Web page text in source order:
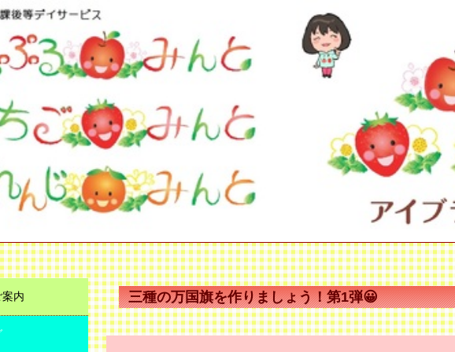
三種の万国旗を作りましょう！第1弾😀
内